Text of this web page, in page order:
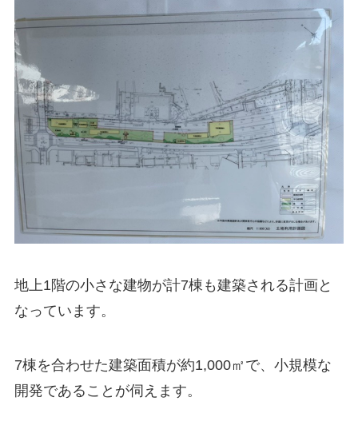
地上1階の小さな建物が計7棟も建築される計画と
なっています。
7棟を合わせた建築面積が約1,000㎡で、小規模な
開発であることが伺えます。